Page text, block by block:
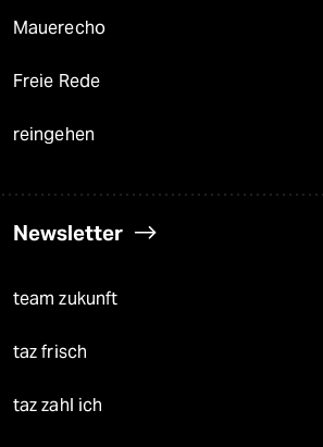
Mauerecho
Freie Rede
reingehen
Newsletter
team zukunft
taz frisch
taz zahl ich